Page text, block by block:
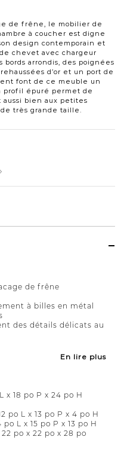
de frêne, le mobilier de
à coucher est digne
design contemporain et
chevet avec chargeur
bords arrondis, des poignées
d’or et un port de
font de ce meuble un
profil épuré permet de
aussi bien aux petites
de très grande taille.
de frêne
à billes en métal
des détails délicats au
En lire plus
x 18 po P x 24 po H
po L x 13 po P x 4 po H
L x 15 po P x 13 po H
po x 22 po x 28 po